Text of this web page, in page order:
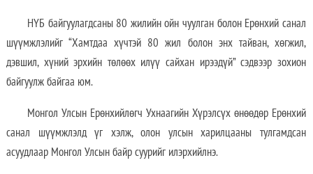
НҮБ байгуулагдсаны 80 жилийн ойн чуулган болон Ерөнхий санал
шүүмжлэлийг “Хамтдаа хүчтэй 80 жил болон энх тайван, хөгжил,
дэвшил, хүний эрхийн төлөөх илүү сайхан ирээдүй” сэдвээр зохион
байгуулж байгаа юм.
Монгол Улсын Ерөнхийлөгч Ухнаагийн Хүрэлсүх өнөөдөр Ерөнхий
санал шүүмжлэлд үг хэлж, олон улсын харилцааны тулгамдсан
асуудлаар Монгол Улсын байр суурийг илэрхийлнэ.